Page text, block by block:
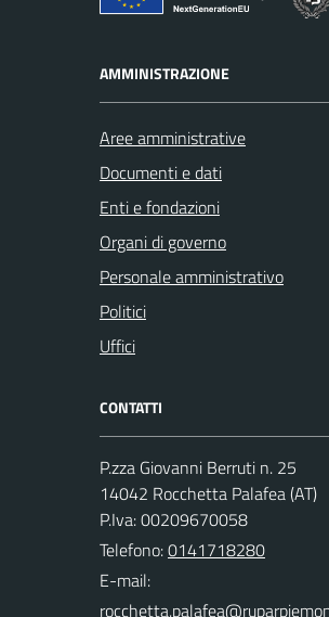
AMMINISTRAZIONE
Aree amministrative
Documenti e dati
Enti e fondazioni
Organi di governo
Personale amministrativo
Politici
Uffici
CONTATTI
P.zza Giovanni Berruti n. 25
14042 Rocchetta Palafea (AT)
P.Iva: 00209670058
Telefono:0141718280
E-mail: